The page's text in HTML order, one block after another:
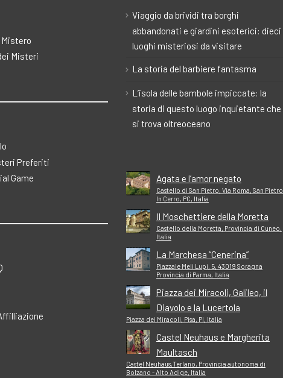
Misteri
Preferiti
Game
Viaggio da brividi tra borghi
abbandonati e giardini esoterici: dieci
luoghi misteriosi da visitare
La storia del barbiere fantasma
L’isola delle bambole impiccate: la
storia di questo luogo inquietante che
si trova oltreoceano
Agata e l’amor negato
Castello di San Pietro, Via Roma, San Pietro
In Cerro, PC, Italia
Il Moschettiere della Moretta
Castello della Moretta, Provincia di Cuneo,
Italia
La Marchesa “Cenerina”
Piazzale Meli Lupi, 5, 43019 Soragna
Provincia di Parma, Italia
Piazza dei Miracoli, Galileo, il
Diavolo e la Lucertola
Piazza dei Miracoli, Pisa, PI, Italia
Castel Neuhaus e Margherita
Maultasch
Castel Neuhaus,Terlano, Provincia autonoma di
Bolzano - Alto Adige, Italia